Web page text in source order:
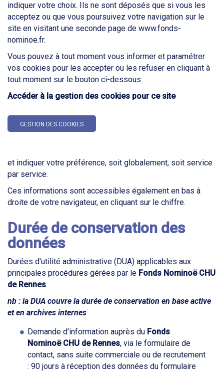
indiquer votre choix. Ils ne sont déposés que si vous les
acceptez ou que vous poursuivez votre navigation sur le
site en visitant une seconde page de www.fonds-
nominoe.fr.
Vous pouvez à tout moment vous informer et paramétrer
vos cookies pour les accepter ou les refuser en cliquant à
tout moment sur le bouton ci-dessous.
Accéder à la gestion des cookies pour ce site
GESTION DES COOKIES
et indiquer votre préférence, soit globalement, soit service
par service.
Ces informations sont accessibles également en bas à
droite de votre navigateur, en cliquant sur le chiffre.
Durée de conservation des
données
Durées d'utilité administrative (DUA) applicables aux
principales procédures gérées par le Fonds Nominoë CHU
de Rennes.
nb : la DUA couvre la durée de conservation en base active
et en archives internes
Demande d'information auprès du Fonds
Nominoë CHU de Rennes, via le formulaire de
contact, sans suite commerciale ou de recrutement
: 90 jours à réception des données du formulaire